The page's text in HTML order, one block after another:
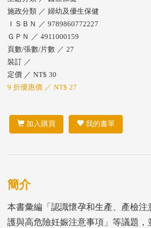
施政分類 ／ 婦幼及優生保健
ＩＳＢＮ ／ 9789860772227
ＧＰＮ ／ 4911000159
頁數/張數/片數 ／ 27
裝訂 ／
定價 ／ NT$ 30
9 折優惠價 ／ NT$ 27
加入購買 我的書單
簡介
本書彙編「認識懷孕和生產、產檢注
護與高危險妊娠注意事項」等議題，